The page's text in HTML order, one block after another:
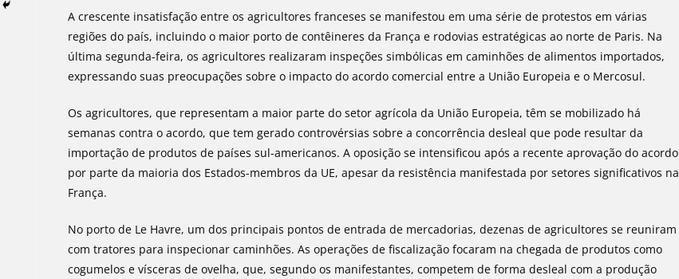
A crescente insatisfação entre os agricultores franceses se manifestou em uma série de protestos em várias
regiões do país, incluindo o maior porto de contêineres da França e rodovias estratégicas ao norte de Paris. Na
última segunda-feira, os agricultores realizaram inspeções simbólicas em caminhões de alimentos importados,
expressando suas preocupações sobre o impacto do acordo comercial entre a União Europeia e o Mercosul.
Os agricultores, que representam a maior parte do setor agrícola da União Europeia, têm se mobilizado há
semanas contra o acordo, que tem gerado controvérsias sobre a concorrência desleal que pode resultar da
importação de produtos de países sul-americanos. A oposição se intensificou após a recente aprovação do acordo
por parte da maioria dos Estados-membros da UE, apesar da resistência manifestada por setores significativos na
França.
No porto de Le Havre, um dos principais pontos de entrada de mercadorias, dezenas de agricultores se reuniram
com tratores para inspecionar caminhões. As operações de fiscalização focaram na chegada de produtos como
cogumelos e vísceras de ovelha, que, segundo os manifestantes, competem de forma desleal com a produção